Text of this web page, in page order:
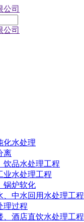
化水处理
离
饮品水处理工程
业水处理工程
锅炉软化
、中水回用水处理工程
理过程
、酒店直饮水处理工程